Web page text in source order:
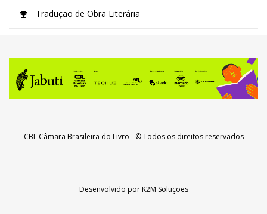
Tradução de Obra Literária
CBL Câmara Brasileira do Livro - © Todos os direitos reservados
Desenvolvido porK2M Soluções